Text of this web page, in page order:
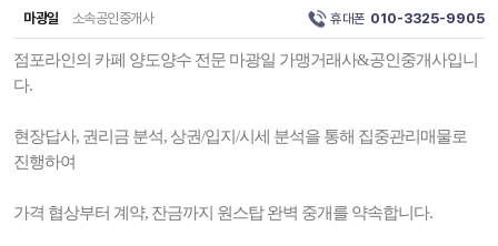
마광일 소속공인중개사 휴대폰 010-3325-9905
점포라인의 카페 양도양수 전문 마광일 가맹거래사&공인중개사입니
다.
현장답사, 권리금 분석, 상권/입지/시세 분석을 통해 집중관리매물로
진행하여
가격 협상부터 계약, 잔금까지 원스탑 완벽 중개를 약속합니다.